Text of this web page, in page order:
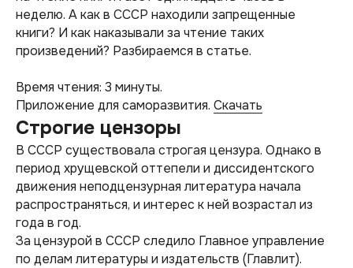
неделю. А как в СССР находили запрещенные
книги? И как наказывали за чтение таких
произведений? Разбираемся в статье.
Время чтения: 3 минуты.
Приложение для саморазвития. Скачать
Строгие цензоры
В СССР существовала строгая цензура. Однако в
период хрущевской оттепели и диссидентского
движения неподцензурная литература начала
распространяться, и интерес к ней возрастал из
года в год.
За цензурой в СССР следило Главное управление
по делам литературы и издательств (Главлит).